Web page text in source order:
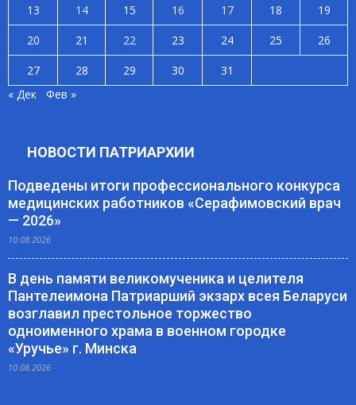
13
14 15 16 17 18
19
20
21 22 23 24 25
26
27
28 29 30
31
« Дек
Фев »
НОВОСТИ ПАТРИАРХИИ
Подведены итоги профессионального конкурса
медицинских работников «Серафимовский врач
— 2026»
10.08.2026
В день памяти великомученика и целителя
Пантелеимона Патриарший экзарх всея Беларуси
возглавил престольное торжество
одноименного храма в военном городке
«Уручье» г. Минска
10.08.2026